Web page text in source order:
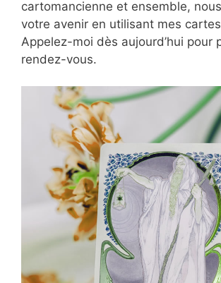
cartomancienne et ensemble,
votre avenir en utilisant mes
Appelez-moi dès aujourd’hui pour
rendez-vous.